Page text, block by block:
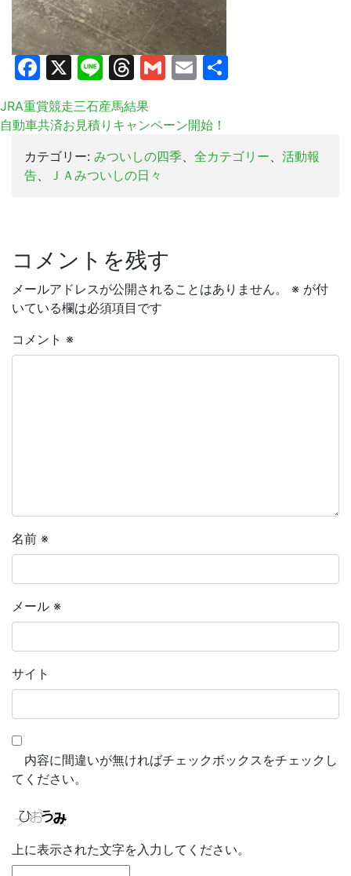
Facebook
X LineThreads
Gmail
Email
JRA重賞競走三石産馬結果
自動車共済お見積りキャンペーン開始！
カテゴリー: みついしの四季、 全カテゴリー、 活動報
告、 ＪＡみついしの日々
コメントを残す
メールアドレスが公開されることはありません。 ※ が付
いている欄は必須項目です
コメント ※
名前 ※
メール ※
サイト
内容に間違いが無ければチェックボックスをチェックし
てください。
上に表示された文字を入力してください。